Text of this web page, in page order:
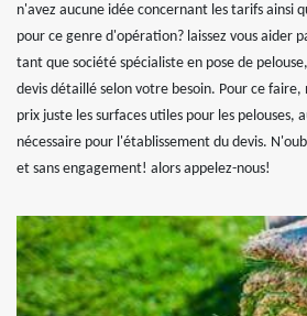
n'avez aucune idée concernant les tarifs ainsi
pour ce genre d'opération? laissez vous aider
tant que société spécialiste en pose de
devis détaillé selon votre besoin. Pour ce faire,
prix juste les surfaces utiles pour les pelouses,
nécessaire pour l'établissement du devis.
et sans engagement! alors appelez-nous!